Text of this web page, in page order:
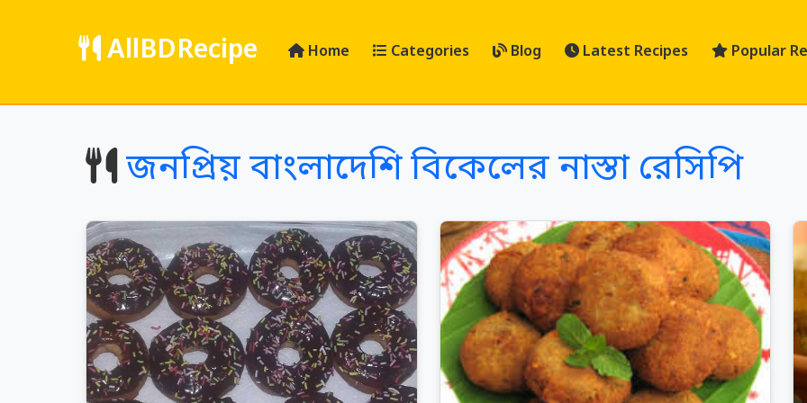
AllBDRecipe Home Categories Blog Latest Recipes Popular
জনপ্রিয় বাংলাদেশি বিকেলের নাস্তা রেসিপি